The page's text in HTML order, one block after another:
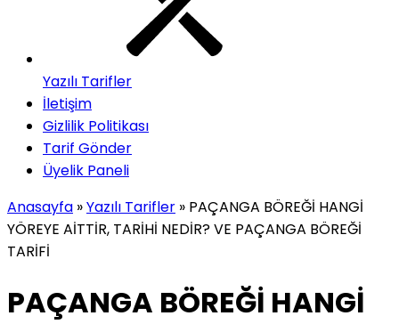
Yazılı Tarifler
İletişim
Gizlilik Politikası
Tarif Gönder
Üyelik Paneli
Anasayfa »Yazılı Tarifler » PAÇANGA BÖREĞİ HANGİ
YÖREYE AİTTİR, TARİHİ NEDİR? VE PAÇANGA BÖREĞİ
TARİFİ
PAÇANGA BÖREĞİ HANGİ